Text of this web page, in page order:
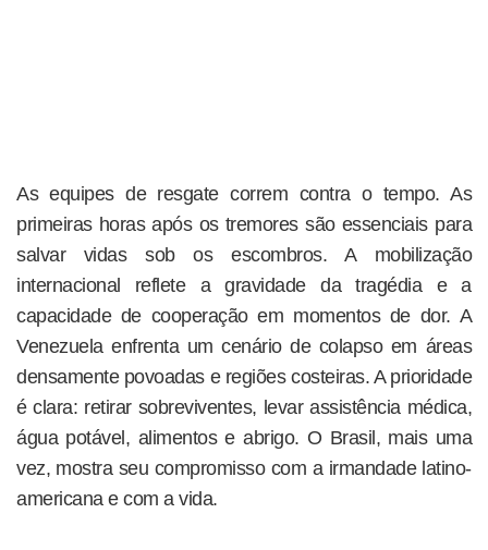
As equipes de resgate correm contra o tempo. As
primeiras horas após os tremores são essenciais para
salvar vidas sob os escombros. A mobilização
internacional reflete a gravidade da tragédia e a
capacidade de cooperação em momentos de dor. A
Venezuela enfrenta um cenário de colapso em áreas
densamente povoadas e regiões costeiras. A prioridade
é clara: retirar sobreviventes, levar assistência médica,
água potável, alimentos e abrigo. O Brasil, mais uma
vez, mostra seu compromisso com a irmandade latino-
americana e com a vida.